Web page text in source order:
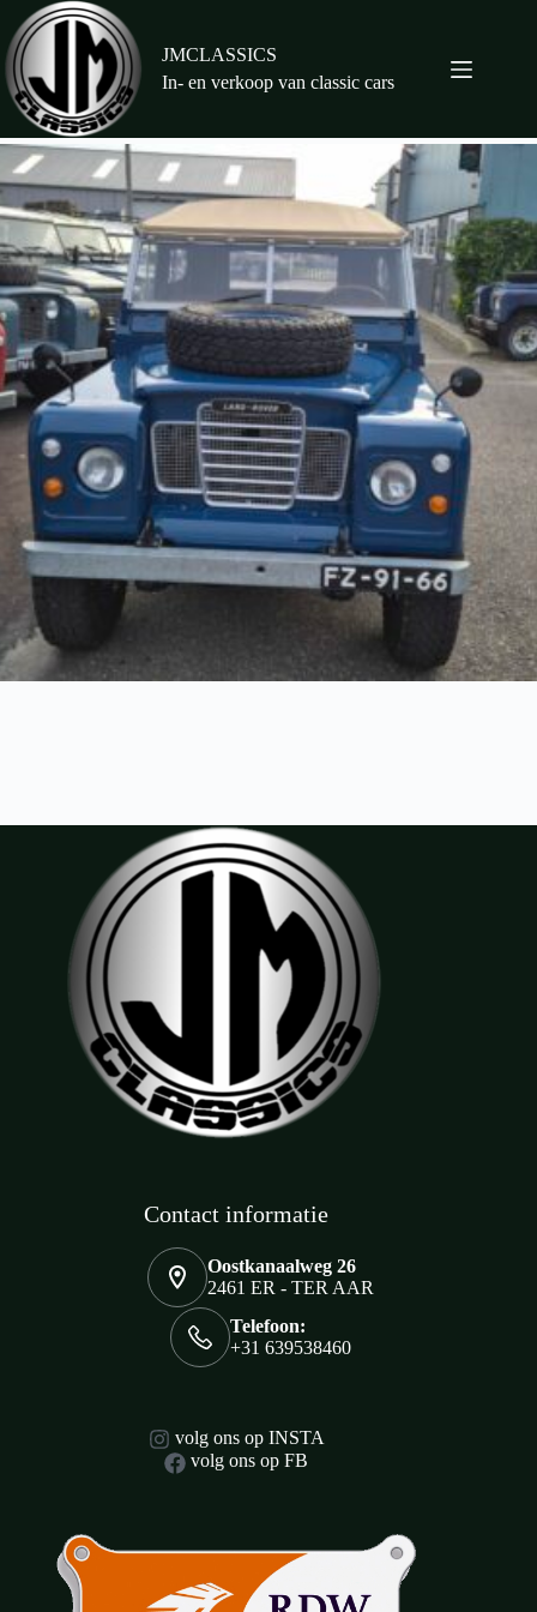
naar
de
inhoud
JMCLASSICS
In- en verkoop van classic cars
Contact informatie
Oostkanaalweg 26
2461 ER - TER AAR
Telefoon:
+31 639538460
volg ons op INSTA
volg ons op FB